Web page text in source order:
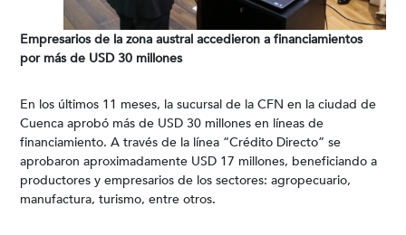
Empresarios de la zona austral accedieron a financiamientos
por más de USD 30 millones
En los últimos 11 meses, la sucursal de la CFN en la ciudad de
Cuenca aprobó más de USD 30 millones en líneas de
financiamiento. A través de la línea “Crédito Directo” se
aprobaron aproximadamente USD 17 millones, beneficiando a
productores y empresarios de los sectores: agropecuario,
manufactura, turismo, entre otros.